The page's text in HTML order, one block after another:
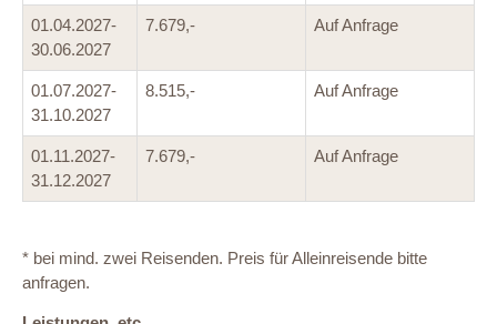
01.04.2027-
30.06.2027
7.679,- Auf Anfrage
01.07.2027-
31.10.2027
8.515,- Auf Anfrage
01.11.2027-
31.12.2027
7.679,- Auf Anfrage
* bei mind. zwei Reisenden. Preis für Alleinreisende bitte
anfragen.